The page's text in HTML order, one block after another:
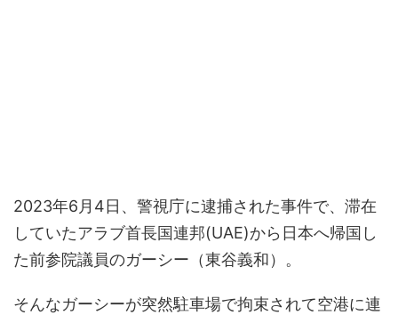
2023年6月4日、警視庁に逮捕された事件で、滞在
していたアラブ首長国連邦(UAE)から日本へ帰国し
た前参院議員のガーシー（東谷義和）。
そんなガーシーが突然駐車場で拘束されて空港に連